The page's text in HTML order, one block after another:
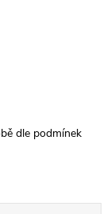
dle podmínek